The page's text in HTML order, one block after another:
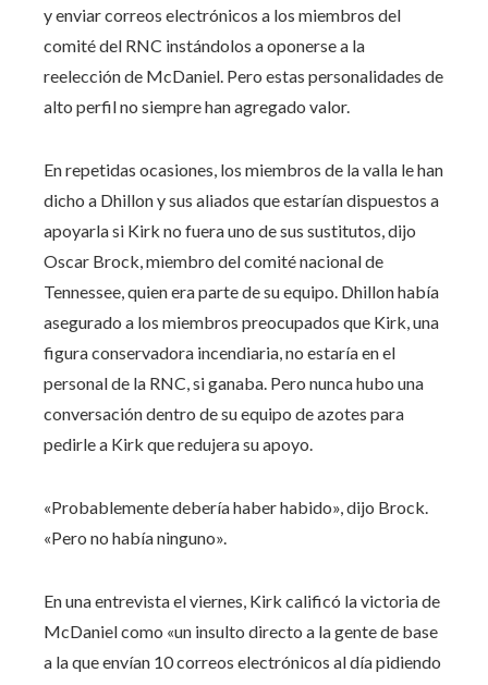
y enviar correos electrónicos a los miembros del
comité del RNC instándolos a oponerse a la
reelección de McDaniel. Pero estas personalidades de
alto perfil no siempre han agregado valor.
En repetidas ocasiones, los miembros de la valla le han
dicho a Dhillon y sus aliados que estarían dispuestos a
apoyarla si Kirk no fuera uno de sus sustitutos, dijo
Oscar Brock, miembro del comité nacional de
Tennessee, quien era parte de su equipo. Dhillon había
asegurado a los miembros preocupados que Kirk, una
figura conservadora incendiaria, no estaría en el
personal de la RNC, si ganaba. Pero nunca hubo una
conversación dentro de su equipo de azotes para
pedirle a Kirk que redujera su apoyo.
«Probablemente debería haber habido», dijo Brock.
«Pero no había ninguno».
En una entrevista el viernes, Kirk calificó la victoria de
McDaniel como «un insulto directo a la gente de base
a la que envían 10 correos electrónicos al día pidiendo